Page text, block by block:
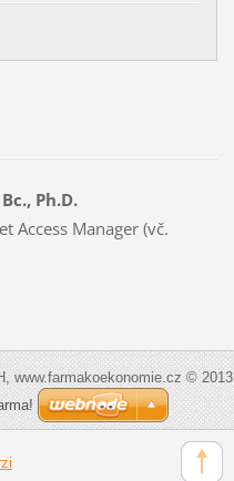
Ph.D.
Access Manager (vč.
www.farmakoekonomie.cz © 2013